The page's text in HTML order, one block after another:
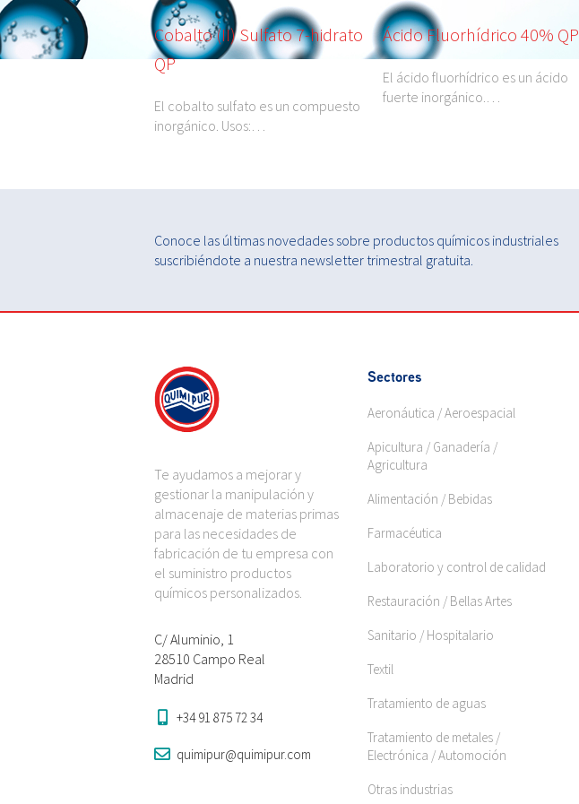
Cobalto (II) Sulfato 7-hidrato
QP
El cobalto sulfato es un compuesto
inorgánico. Usos:…
Ácido Fluorhídrico 40% QP
El ácido fluorhídrico es un ácido
fuerte inorgánico.…
Conoce las últimas novedades sobre productos químicos industriales
suscribiéndote a nuestra newsletter trimestral gratuita.
Te ayudamos a mejorar y
gestionar la manipulación y
almacenaje de materias primas
para las necesidades de
fabricación de tu empresa con
el suministro productos
químicos personalizados.
C/ Aluminio, 1
28510 Campo Real
Madrid
+34 91 875 72 34
quimipur@quimipur.com
Sectores
Aeronáutica / Aeroespacial
Apicultura / Ganadería /
Agricultura
Alimentación / Bebidas
Farmacéutica
Laboratorio y control de calidad
Restauración / Bellas Artes
Sanitario / Hospitalario
Textil
Tratamiento de aguas
Tratamiento de metales /
Electrónica / Automoción
Otras industrias